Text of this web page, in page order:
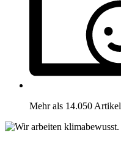
Mehr als 14.050 Artikel